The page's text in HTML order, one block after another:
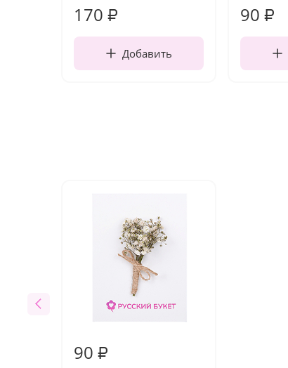
170 ₽
Добавить
90 ₽
90 ₽